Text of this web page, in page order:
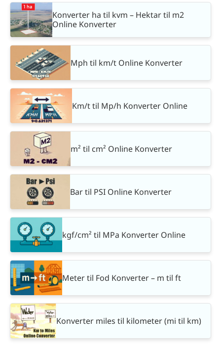
Konverter ha til kvm – Hektar til m2
Online Konverter
Mph til km/t Online Konverter
Km/t til Mp/h Konverter Online
m² til cm² Online Konverter
Bar til PSI Online Konverter
kgf/cm² til MPa Konverter Online
Meter til Fod Konverter – m til ft
Konverter miles til kilometer (mi til km)